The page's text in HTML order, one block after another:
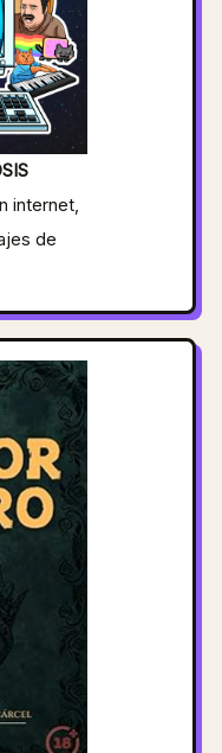
internet,
de